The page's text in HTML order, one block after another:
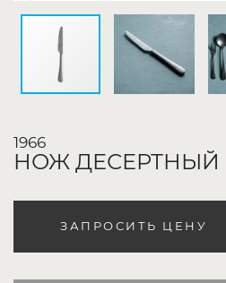
1966
НОЖ ДЕСЕРТНЫЙ
ЗАПРОСИТЬ ЦЕНУ